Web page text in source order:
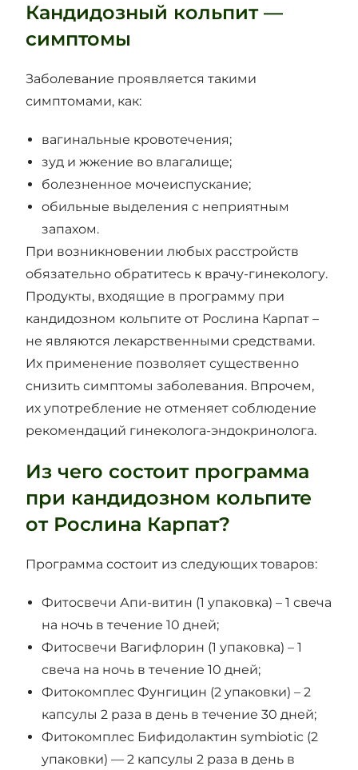
Кандидозный кольпит —
симптомы
Заболевание проявляется такими
симптомами, как:
вагинальные кровотечения;
зуд и жжение во влагалище;
болезненное мочеиспускание;
обильные выделения с неприятным
запахом.
При возникновении любых расстройств
обязательно обратитесь к врачу-гинекологу.
Продукты, входящие в программу при
кандидозном кольпите от Рослина Карпат –
не являются лекарственными средствами.
Их применение позволяет существенно
снизить симптомы заболевания. Впрочем,
их употребление не отменяет соблюдение
рекомендаций гинеколога-эндокринолога.
Из чего состоит программа
при кандидозном кольпите
от Рослина Карпат?
Программа состоит из следующих товаров:
Фитосвечи Апи-витин (1 упаковка) – 1 свеча
на ночь в течение 10 дней;
Фитосвечи Вагифлорин (1 упаковка) – 1
свеча на ночь в течение 10 дней;
Фитокомплес Фунгицин (2 упаковки) – 2
капсулы 2 раза в день в течение 30 дней;
Фитокомплес Бифидолактин symbiotic (2
упаковки) — 2 капсулы 2 раза в день в